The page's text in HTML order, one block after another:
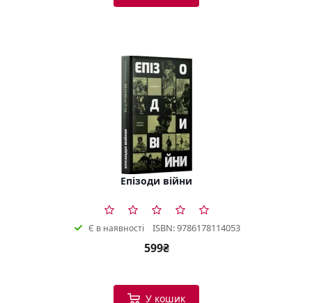
Епізоди війни
Є в наявності ISBN: 9786178114053
599₴
У кошик